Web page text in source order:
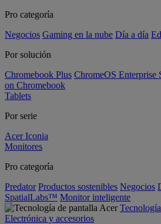
Pro categoría
Negocios Gaming en la nube Día a día
Por solución
Chromebook Plus ChromeOS Enterprise
on Chromebook
Tablets
Por serie
Acer Iconia
Monitores
Pro categoría
Predator Productos sostenibles Negocios
SpatialLabs™ Monitor inteligente
Electrónica y accesorios